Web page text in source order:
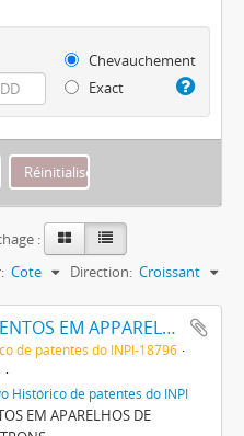
Chevauchement
Exact
:
Cote Direction: Croissant
APERFEIÇOAMENTOS EM APPARELHOS DE DESCARGA DE ELECTRÕES
de patentes do INPI-18796
Histórico de patentes do INPI
EM APARELHOS DE